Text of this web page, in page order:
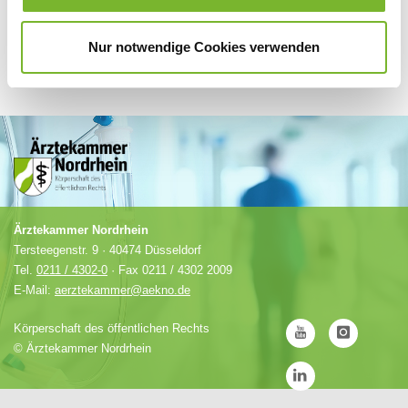
Nur notwendige Cookies verwenden
Ärztekammer Nordrhein
Tersteegenstr. 9 · 40474 Düsseldorf
Tel. 0211 / 4302-0 · Fax 0211 / 4302 2009
E-Mail: aerztekammer@aekno.de
Körperschaft des öffentlichen Rechts
© Ärztekammer Nordrhein